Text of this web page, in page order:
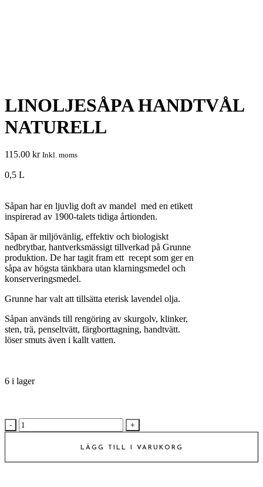
LINOLJESÅPA HANDTVÅL
NATURELL
115.00 kr Inkl. moms
0,5 L
Såpan har en ljuvlig doft av mandel med en etikett
inspirerad av 1900-talets tidiga årtionden.
Såpan är miljövänlig, effektiv och biologiskt
nedbrytbar, hantverksmässigt tillverkad på Grunne
produktion. De har tagit fram ett recept som ger en
såpa av högsta tänkbara utan klarningsmedel och
konserveringsmedel.
Grunne har valt att tillsätta eterisk lavendel olja.
Såpan används till rengöring av skurgolv, klinker,
sten, trä, penseltvätt, färgborttagning, handtvätt.
löser smuts även i kallt vatten.
6 i lager
LINOLJESÅPA
HANDTVÅL
LÄGG TILL I VARUKORG